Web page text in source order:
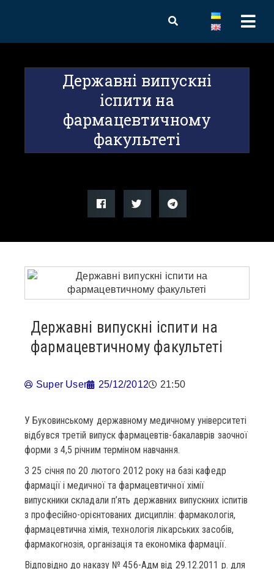
Державні випускні
іспити на
фармацевтичному
факультеті
Державні випускні іспити на
фармацевтичному факультеті
Super User 25/12/2012 21:50
У Буковинському державному медичному університеті
відбувся третій випуск фармацевтів-бакалаврів заочної
форми з 4,5 річним терміном навчання.
З 25 січня по 20 лютого 2012 року на базі кафедр
фармації і медичної та фармацевтичної хімії
випускники складали п’ять державних випускних іспитів
з професійно-орієнтованих дисциплін: фармакологія,
фармацевтична хімія, технологія лікарських засобів,
фармакогнозія, організація та економіка фармації.
Відповідно до наказу № 456-Адм від 29.12.2011 р. для